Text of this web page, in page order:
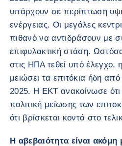
υπάρχουν σε περίπτωση
ενέργειας. Οι μεγάλες
πιθανό να αντιδράσουν με
επιφυλακτική στάση.
στις ΗΠΑ τεθεί υπό
μειώσει τα επιτόκια ήδη
2025. Η ΕΚΤ ανακοίνωσε ότι
πολιτική μείωσης των
ότι βρίσκεται κοντά στο
Η αβεβαιότητα είναι